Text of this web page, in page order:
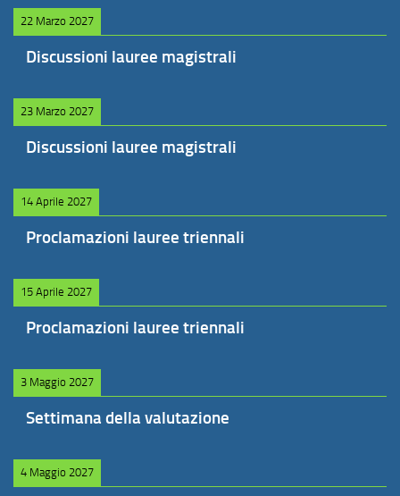
22 Marzo 2027
Discussioni lauree magistrali
23 Marzo 2027
Discussioni lauree magistrali
14 Aprile 2027
Proclamazioni lauree triennali
15 Aprile 2027
Proclamazioni lauree triennali
3 Maggio 2027
Settimana della valutazione
4 Maggio 2027